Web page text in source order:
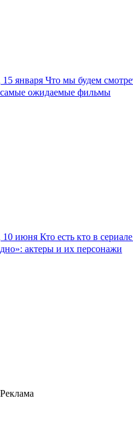
15 января Что мы будем
самые ожидаемые фильмы
10 июня Кто есть кто в
дно»: актеры и их персонажи
Реклама